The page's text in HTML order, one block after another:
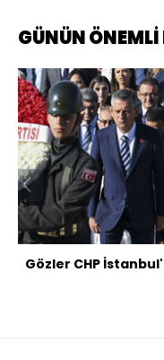
GÜNÜN
Gözler CHP